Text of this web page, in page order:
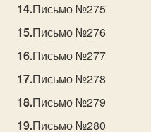
Письмо №275
Письмо №276
Письмо №277
Письмо №278
Письмо №279
Письмо №280